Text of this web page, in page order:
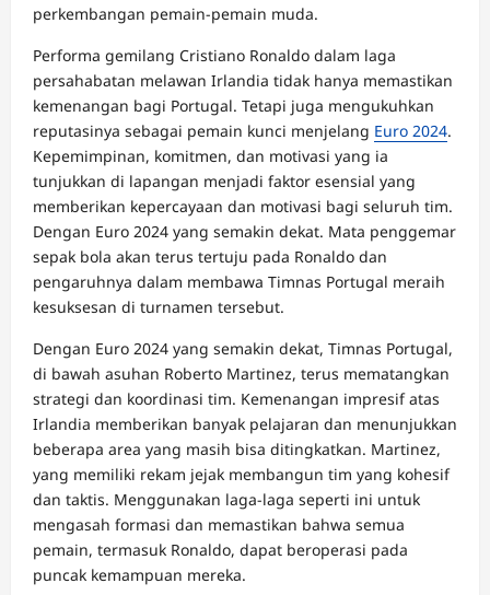
perkembangan pemain-pemain muda.
Performa gemilang Cristiano Ronaldo dalam laga
persahabatan melawan Irlandia tidak hanya memastikan
kemenangan bagi Portugal. Tetapi juga mengukuhkan
reputasinya sebagai pemain kunci menjelang Euro 2024.
Kepemimpinan, komitmen, dan motivasi yang ia
tunjukkan di lapangan menjadi faktor esensial yang
memberikan kepercayaan dan motivasi bagi seluruh tim.
Dengan Euro 2024 yang semakin dekat. Mata penggemar
sepak bola akan terus tertuju pada Ronaldo dan
pengaruhnya dalam membawa Timnas Portugal meraih
kesuksesan di turnamen tersebut.
Dengan Euro 2024 yang semakin dekat, Timnas Portugal,
di bawah asuhan Roberto Martinez, terus mematangkan
strategi dan koordinasi tim. Kemenangan impresif atas
Irlandia memberikan banyak pelajaran dan menunjukkan
beberapa area yang masih bisa ditingkatkan. Martinez,
yang memiliki rekam jejak membangun tim yang kohesif
dan taktis. Menggunakan laga-laga seperti ini untuk
mengasah formasi dan memastikan bahwa semua
pemain, termasuk Ronaldo, dapat beroperasi pada
puncak kemampuan mereka.